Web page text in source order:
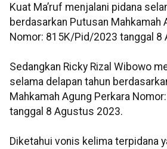
Kuat Ma’ruf menjalani pidana
berdasarkan Putusan Mahkamah
Nomor: 815K/Pid/2023 tanggal 8
Sedangkan Ricky Rizal Wibowo
selama delapan tahun
Mahkamah Agung Perkara
tanggal 8 Agustus 2023.
Diketahui vonis kelima terpidana